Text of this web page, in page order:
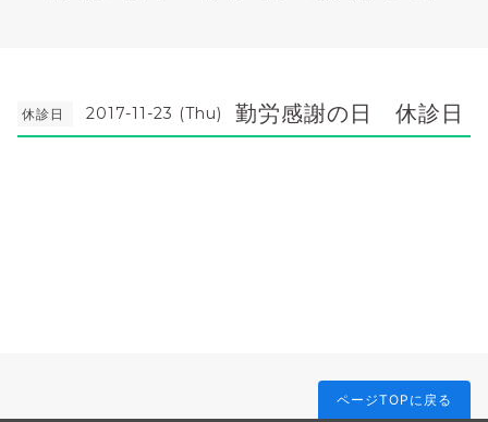
休診日 2017-11-23 (Thu) 勤労感謝の日 休診日
ページTOPに戻る